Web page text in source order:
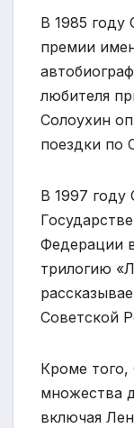
В 1985 году
премии
любителя
Солоухин
поездки по
В 1997 году
Федерации
трилогию
Советской
Кроме того,
множества
включая